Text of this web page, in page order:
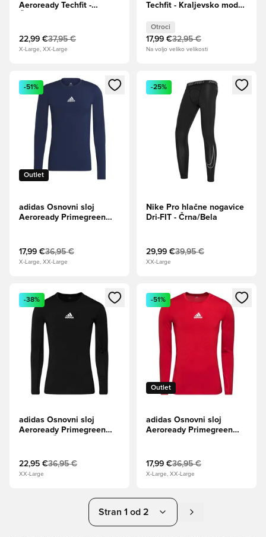
Aeroready Techfit -
22,99 €37,95 €
X-Large, XX-Large
Techfit - Kraljevsko modra
Otroci
17,99 €32,95 €
Na voljo veliko velikosti
Odpre Modal za prijavo ali vpis kot član
Outlet
-51%
adidas Osnovni sloj
Aeroready Primegreen
17,99 €36,95 €
X-Large, XX-Large
Odpre Modal za prijavo ali
-25%
Nike Pro hlačne nogavice
Dri-FIT - Črna/Bela
29,99 €39,95 €
XX-Large
Odpre Modal za prijavo ali vpis kot član
-38%
adidas Osnovni sloj
Aeroready Primegreen
22,95 €36,95 €
XX-Large
Odpre Modal za prijavo ali
Outlet
-51%
adidas Osnovni sloj
Aeroready Primegreen
17,99 €36,95 €
X-Large, XX-Large
Stran 1 od 2